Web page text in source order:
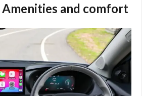
Amenities and comfort